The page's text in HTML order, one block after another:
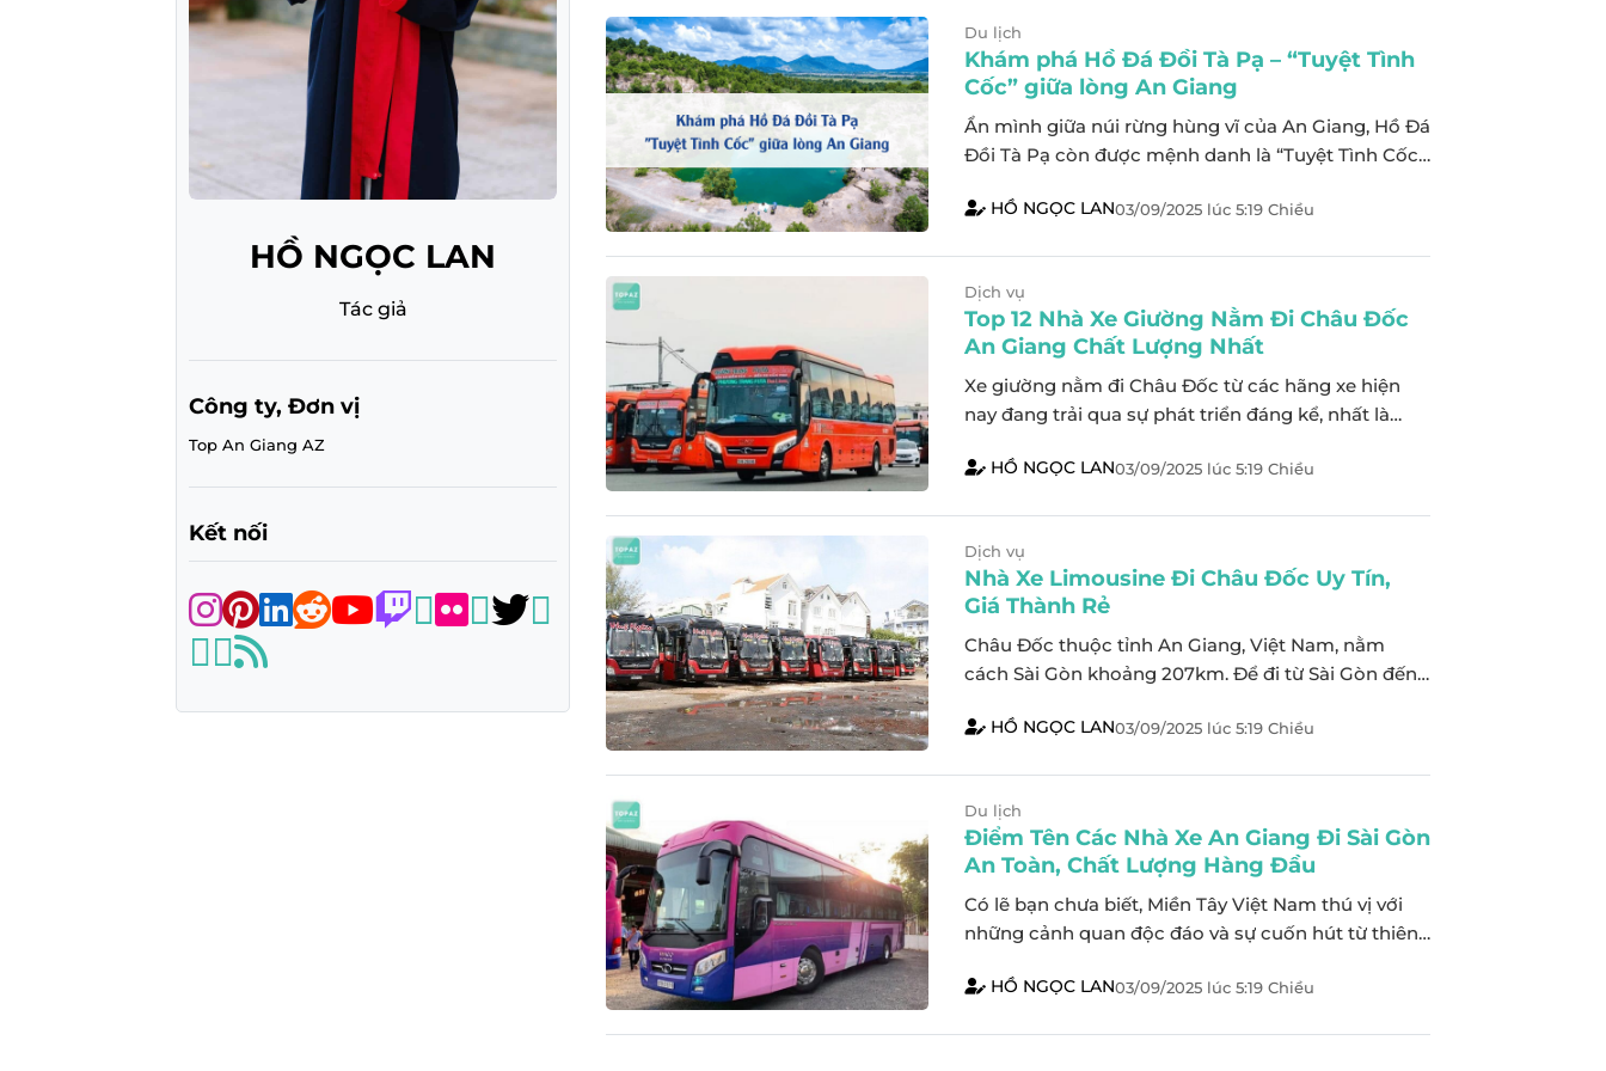
HỒ NGỌC LAN
Tác giả
Công ty, Đơn vị
Top An Giang AZ
Kết nối
Du lịch
Khám phá Hồ Đá Đồi Tà Pạ – “Tuyệt Tình
Cốc” giữa lòng An Giang
Ẩn mình giữa núi rừng hùng vĩ của An Giang, Hồ Đá
Đồi Tà Pạ còn được mệnh danh là “Tuyệt Tình Cốc”,
trữ tình, níu chân du khách bởi vẻ đẹp thơ mộng và
HỒ NGỌC LAN03/09/2025 lúc 5:19 Chiều
Dịch vụ
Top 12 Nhà Xe Giường Nằm Đi Châu Đốc
An Giang Chất Lượng Nhất
Xe giường nằm đi Châu Đốc từ các hãng xe hiện
nay đang trải qua sự phát triển đáng kể, nhất là
triển. Các nhà xe không ngừng cải thiện và nâng
HỒ NGỌC LAN03/09/2025 lúc 5:19 Chiều
Dịch vụ
Nhà Xe Limousine Đi Châu Đốc Uy Tín,
Giá Thành Rẻ
Châu Đốc thuộc tỉnh An Giang, Việt Nam, nằm
cách Sài Gòn khoảng 207km. Để đi từ Sài Gòn đến
vận chuyển cao cấp và chất lượng. Dưới đây, hãy
HỒ NGỌC LAN03/09/2025 lúc 5:19 Chiều
Du lịch
Điểm Tên Các Nhà Xe An Giang Đi Sài Gòn
An Toàn, Chất Lượng Hàng Đầu
Có lẽ bạn chưa biết, Miền Tây Việt Nam thú vị với
những cảnh quan độc đáo và sự cuốn hút từ thiên
Hãy tạm thời rời xa những điểm đến du lịch phổ
HỒ NGỌC LAN03/09/2025 lúc 5:19 Chiều